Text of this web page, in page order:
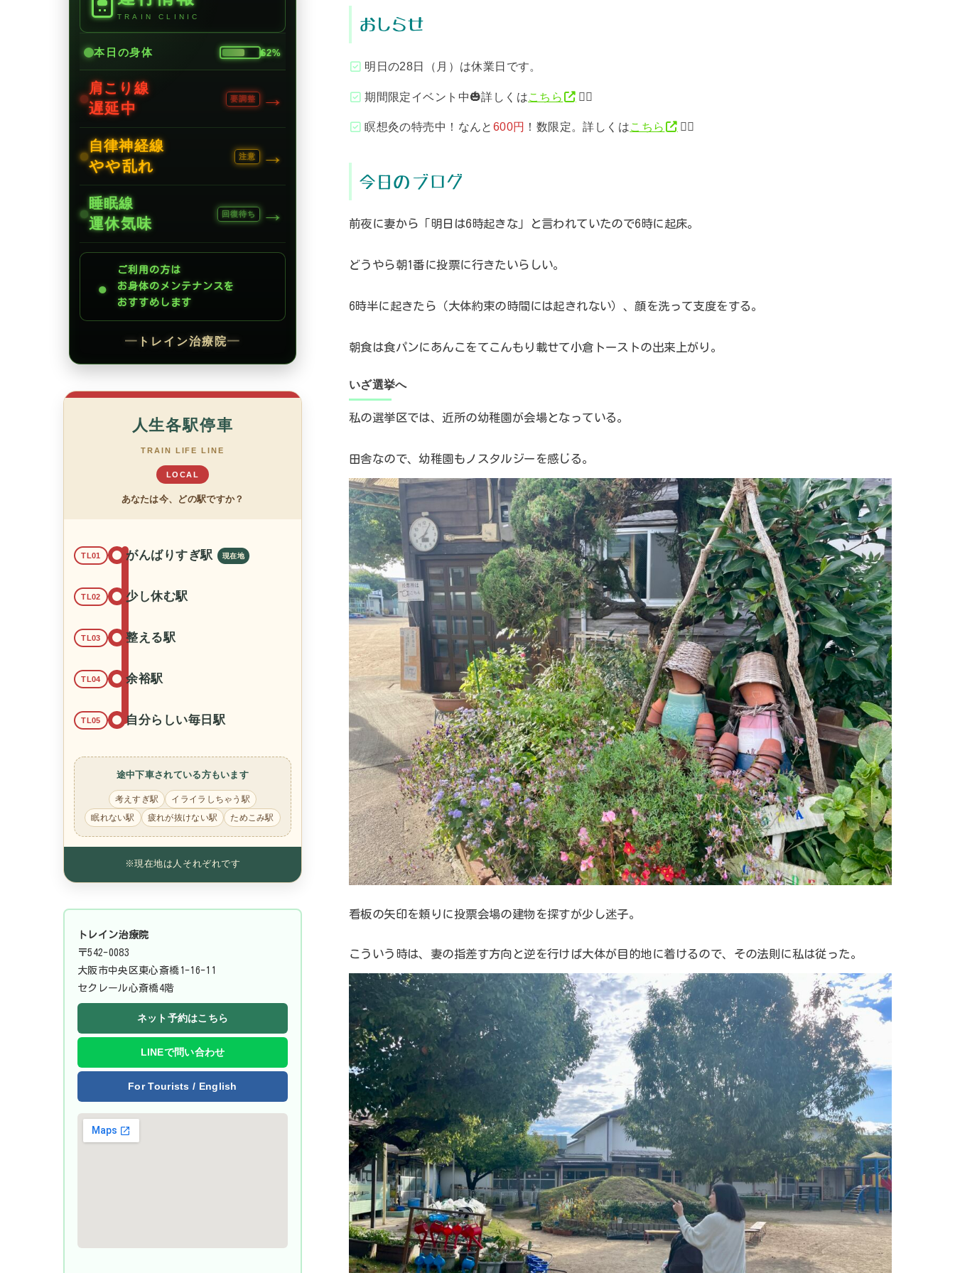
おしらせ
明日の28日（月）は休業日です。
期間限定イベント中🎃詳しくはこちら 💁‍♂️
瞑想灸の特売中！なんと 600円 ！数限定。詳しくはこちら 💁‍♂️
今日のブログ
前夜に妻から「明日は6時起きな」と言われていたので6時に起床。
どうやら朝1番に投票に行きたいらしい。
6時半に起きたら（大体約束の時間には起きれない）、顔を洗って支度をする。
朝食は食パンにあんこをてこんもり載せて小倉トーストの出来上がり。
いざ選挙へ
私の選挙区では、近所の幼稚園が会場となっている。
田舎なので、幼稚園もノスタルジーを感じる。
看板の矢印を頼りに投票会場の建物を探すが少し迷子。
こういう時は、妻の指差す方向と逆を行けば大体が目的地に着けるので、その法則に私は従った。
TRAIN CLINIC
本日の身体 62%
肩こり線
遅延中
要調整 →
自律神経線
やや乱れ
注意 →
睡眠線
運休気味
回復待ち →
●
ご利用の方は
お身体のメンテナンスを
おすすめします
━ トレイン治療院━
人生各駅停車
TRAIN LIFE LINE
LOCAL
あなたは今、どの駅ですか？
TL01 がんばりすぎ駅
TL02 少し休む駅
TL03 整える駅
TL04 余裕駅
TL05 自分らしい毎日駅
途中下車されている方もいます
考えすぎ駅
イライラしちゃう駅
眠れない駅
疲れが抜けない駅 ためこみ駅
※現在地は人それぞれです
トレイン治療院
〒542-0083
大阪市中央区東心斎橋1-16-11
セクレール心斎橋4階
ネット予約はこちら
LINEで問い合わせ
For Tourists / English